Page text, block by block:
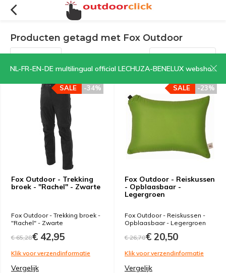
NL-FR-EN-DE multilingual official LECHUZA-BENELUX webshop | CLICK HERE NOW!
Producten getagd met Fox Outdoor
Filters Sorteren op:
Fox Outdoor - Trekking
broek - "Rachel" - Zwarte
-34%
SALE
Fox Outdoor - Trekking broek -
"Rachel" - Zwarte
€ 65,28€ 42,95
Klik voor verzendinformatie
Vergelijk
Fox Outdoor - Reiskussen
- Opblaasbaar -
Legergroen
-23%
SALE
Fox Outdoor - Reiskussen -
Opblaasbaar - Legergroen
€ 26,70€ 20,50
Klik voor verzendinformatie
Vergelijk